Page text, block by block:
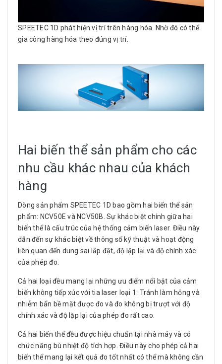
SPEETEC 1D phát hiện vị trí trên hàng hóa. Nhờ đó có thể
gia công hàng hóa theo đúng vị trí.
Hai biến thể sản phẩm cho các
nhu cầu khác nhau của khách
hàng
Dòng sản phẩm SPEETEC 1D bao gồm hai biến thể sản
phẩm: NCV50E và NCV50B. Sự khác biệt chính giữa hai
biến thể là cấu trúc của hệ thống cảm biến laser. Điều này
dẫn đến sự khác biệt về thông số kỹ thuật và hoạt động
liên quan đến dung sai lắp đặt, độ lặp lại và độ chính xác
của phép đo.
Cả hai loại đều mang lại những ưu điểm nổi bật của cảm
biến không tiếp xúc với tia laser loại 1: Tránh làm hỏng và
nhiễm bẩn bề mặt được đo và đo không bị trượt với độ
chính xác và độ lặp lại của phép đo rất cao.
Cả hai biến thể đều được hiệu chuẩn tại nhà máy và có
chức năng bù nhiệt độ tích hợp. Điều này cho phép cả hai
biến thể mang lại kết quả đo tốt nhất có thể mà không cần